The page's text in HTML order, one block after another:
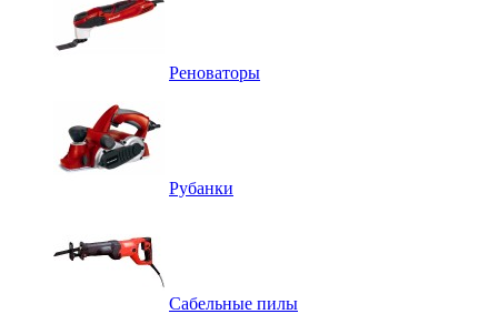
Реноваторы
Рубанки
Сабельные пилы